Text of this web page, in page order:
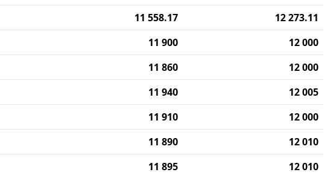
11 558.17
12 273.11
11 900
12 000
11 860
12 000
11 940
12 005
11 910
12 000
11 890
12 010
11 895
12 010